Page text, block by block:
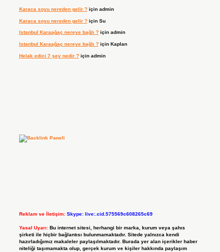
Karaca soyu nereden gelir ?için admin
Karaca soyu nereden gelir ?için Su
Istanbul Karaağaç nereye bağlı ?için admin
Istanbul Karaağaç nereye bağlı ?için Kaplan
Helak edici 7 şey nedir ?için admin
Reklam ve İletişim: Skype: live:.cid.575569c608265c69
Yasal Uyarı: Bu internet sitesi, herhangi bir marka, kurum veya şahıs
şirketi ile hiçbir bağlantısı bulunmamaktadır. Sitede yalnızca kendi
hazırladığımız makaleler paylaşılmaktadır. Burada yer alan içerikler haber
niteliği taşımamakta olup, gerçek kurum ve kişiler hakkında paylaşım